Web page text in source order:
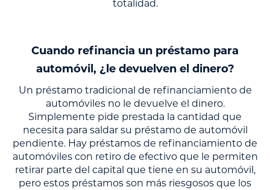
totalidad.
Cuando refinancia un préstamo para
automóvil, ¿le devuelven el dinero?
Un préstamo tradicional de refinanciamiento de
automóviles no le devuelve el dinero.
Simplemente pide prestada la cantidad que
necesita para saldar su préstamo de automóvil
pendiente. Hay préstamos de refinanciamiento de
automóviles con retiro de efectivo que le permiten
retirar parte del capital que tiene en su automóvil,
pero estos préstamos son más riesgosos que los